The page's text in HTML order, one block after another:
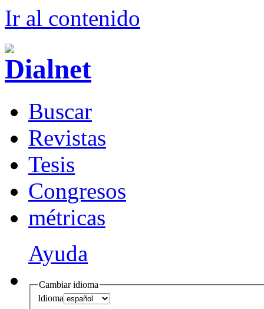
Ir al contenido
Buscar
Revistas
Tesis
Congresos
métricas
Ayuda
Cambiar idioma
Idioma